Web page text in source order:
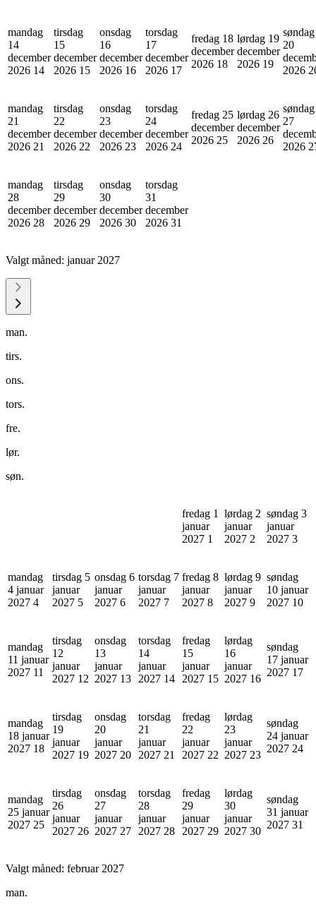
mandag
14
december
2026 14
tirsdag
15
december
2026 15
onsdag
16
december
2026 16
torsdag
17
december
2026 17
fredag 18
december
2026 18
lørdag 19
december
2026 19
søndag
20
2026
mandag
21
december
2026 21
tirsdag
22
december
2026 22
onsdag
23
december
2026 23
torsdag
24
december
2026 24
fredag 25
december
2026 25
lørdag 26
december
2026 26
søndag
27
2026
mandag
28
december
2026 28
tirsdag
29
december
2026 29
onsdag
30
december
2026 30
torsdag
31
december
2026 31
Valgt måned: januar 2027
man.
tirs.
ons.
tors.
fre.
lør.
søn.
fredag 1
januar
2027 1
lørdag 2
januar
2027 2
søndag 3
januar
2027 3
mandag
4 januar
2027 4
tirsdag 5
januar
2027 5
onsdag 6
januar
2027 6
torsdag 7
januar
2027 7
fredag 8
januar
2027 8
lørdag 9
januar
2027 9
søndag
10 januar
2027 10
mandag
11 januar
2027 11
tirsdag
12
januar
2027 12
onsdag
13
januar
2027 13
torsdag
14
januar
2027 14
fredag
15
januar
2027 15
lørdag
16
januar
2027 16
søndag
17 januar
2027 17
mandag
18 januar
2027 18
tirsdag
19
januar
2027 19
onsdag
20
januar
2027 20
torsdag
21
januar
2027 21
fredag
22
januar
2027 22
lørdag
23
januar
2027 23
søndag
24 januar
2027 24
mandag
25 januar
2027 25
tirsdag
26
januar
2027 26
onsdag
27
januar
2027 27
torsdag
28
januar
2027 28
fredag
29
januar
2027 29
lørdag
30
januar
2027 30
søndag
31 januar
2027 31
Valgt måned: februar 2027
man.